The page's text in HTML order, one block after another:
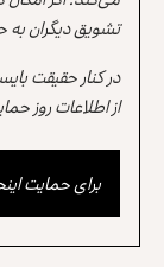
تشویق دیگران
در کنار حقیقت
از اطلاعات روز
برای حمایت